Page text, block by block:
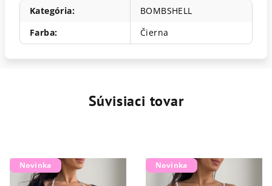
Kategória:
BOMBSHELL
Farba: Čierna
Súvisiaci tovar
Novinka Novinka